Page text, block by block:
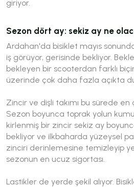
giriyor.
Sezon dört ay: sekiz ay ne
Ardahan'da bisiklet mayıs
iş görüyor, gerisinde bekliyor.
bekleyen bir scooterdan farklı
üzerinde çok daha fazla açıkta
Zincir ve dişli takımı bu sürede en
Sezon boyunca toprak yolun
kirlenmiş bir zincir sekiz ay
bekliyor ve ilkbaharda yüzeysel
zinciri derinlemesine temizleyip
sezonun en ucuz sigortası.
Lastikler de yerde şekil alıyor.